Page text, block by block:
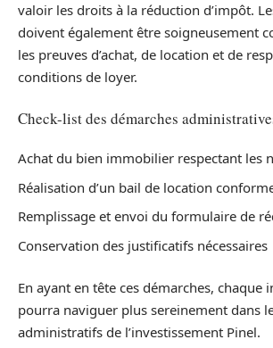
valoir les droits à la réduction d’impôt.
doivent également être soigneusement
les preuves d’achat, de location et de
conditions de loyer.
Check-list des démarches
Achat du bien immobilier respectant les
Réalisation d’un bail de location
Remplissage et envoi du formulaire de
Conservation des justificatifs nécessaires
En ayant en tête ces démarches, chaque
pourra naviguer plus sereinement dans
administratifs de l’investissement Pinel.